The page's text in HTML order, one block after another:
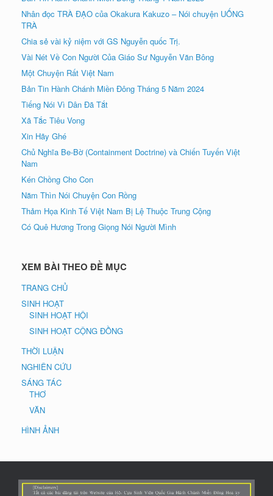
Nhân đọc TRÀ ÐẠO của Okakura Kakuzo – Nói chuyện UỐNG
TRÀ
Chia sẻ vài kỷ niệm với GS Nguyễn quốc Trị.
Vài Nét Về Con Người Của Giáo Sư Nguyễn Văn Bông
Một Chuyện Rất Việt Nam
Bản Tin Hành Chánh Miền Đông Tháng 5 Năm 2024
Tiếng Nói Vì Dân Đã Tắt
Xã Tắc Tiêu Vong
Xin Hãy Ghé
Chủ Nghĩa Be-Bờ (Containment Doctrine) và Chiến Tuyến Việt
Nam
Kén Chồng Cho Con
Năm Thìn Nói Chuyện Con Rồng
Thảm Họa Kinh Tế Việt Nam Bị Lệ Thuộc Trung Cộng
Có Quê Hương Trong Giọng Nói Người Mình
XEM BÀI THEO ĐỀ MỤC
TRANG CHỦ
SINH HOẠT
SINH HOẠT HỘI
SINH HOẠT CỘNG ĐỒNG
THỜI LUẬN
NGHIÊN CỨU
SÁNG TÁC
THƠ
VĂN
HÌNH ẢNH